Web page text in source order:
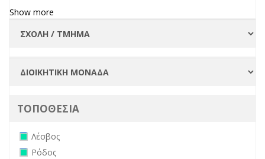
Show more
ΤΟΠΟΘΕΣΙΑ
Remove Λέσβος filter
Λέσβος
Remove Ρόδος filter
Ρόδος